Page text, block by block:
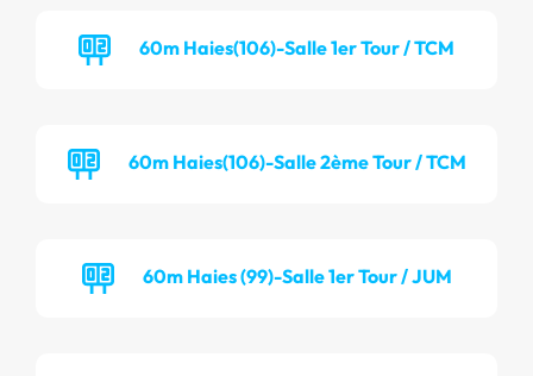
60m Haies(106)-Salle 1er Tour / TCM
60m Haies(106)-Salle 2ème Tour / TCM
60m Haies (99)-Salle 1er Tour / JUM